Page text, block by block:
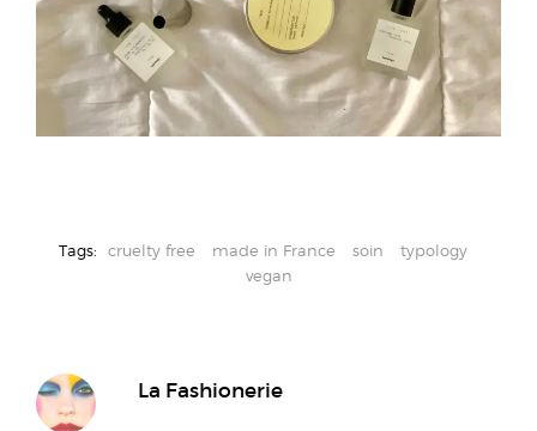
Tags: cruelty free made in France soin
typology
vegan
La Fashionerie